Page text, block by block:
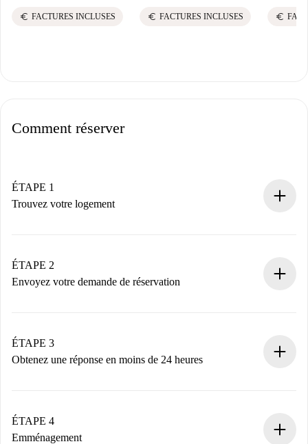
euro FACTURES INCLUSES euro FACTURES INCLUSES euro
Comment réserver
ÉTAPE 1
Trouvez votre logement
Vous disposez à l’avance de toutes les informations
nécessaires.
ÉTAPE 2
Envoyez votre demande de réservation
Nous ne vous facturerons rien tant que le propriétaire
n’aura pas accepté.
ÉTAPE 3
Obtenez une réponse en moins de 24 heures
contact avec le propriétaire.
Si refusé : aucun prélèvement et nous vous proposerons
ÉTAPE 4
Emménagement